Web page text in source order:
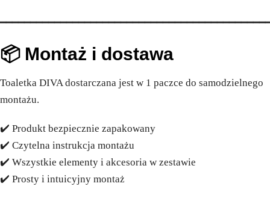
📦 Montaż i dostawa
Toaletka DIVA dostarczana jest w 1 paczce do samodzielnego
montażu.
✔️ Produkt bezpiecznie zapakowany
✔️ Czytelna instrukcja montażu
✔️ Wszystkie elementy i akcesoria w zestawie
✔️ Prosty i intuicyjny montaż